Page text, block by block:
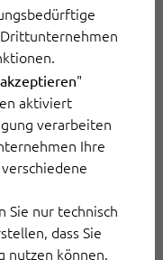
"
aktiviert
verarbeiten
Ihre
Sie nur technisch
dass Sie
nutzen können.
Use-Case und
Andere
direkt mit
bleibt
Unternehmens.
Wege:agile
oder
nach besten